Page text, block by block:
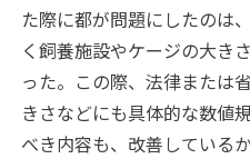
た際に都が問題にしたのは
く飼養施設やケージの大き
った。この際、法律または
きさなどにも具体的な数値
べき内容も、改善している